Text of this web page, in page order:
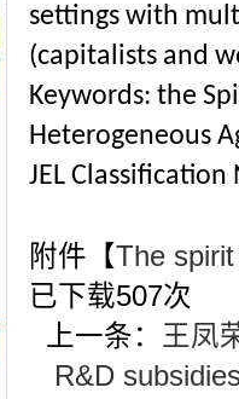
settings with
(capitalists and
Keywords: the
Heterogeneous
JEL Classification
附件【The
已下载507次
上一条： 王凤
R&D